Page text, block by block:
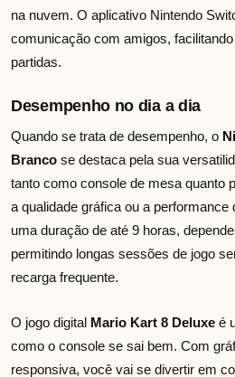
na nuvem. O aplicativo Nintendo
comunicação com amigos,
partidas.
Desempenho no dia a dia
Quando se trata de desempenho, o
Branco se destaca pela sua
tanto como console de mesa quanto
a qualidade gráfica ou a performance
uma duração de até 9 horas,
permitindo longas sessões de jogo
recarga frequente.
O jogo digital Mario Kart 8 Deluxe é
como o console se sai bem. Com
responsiva, você vai se divertir em